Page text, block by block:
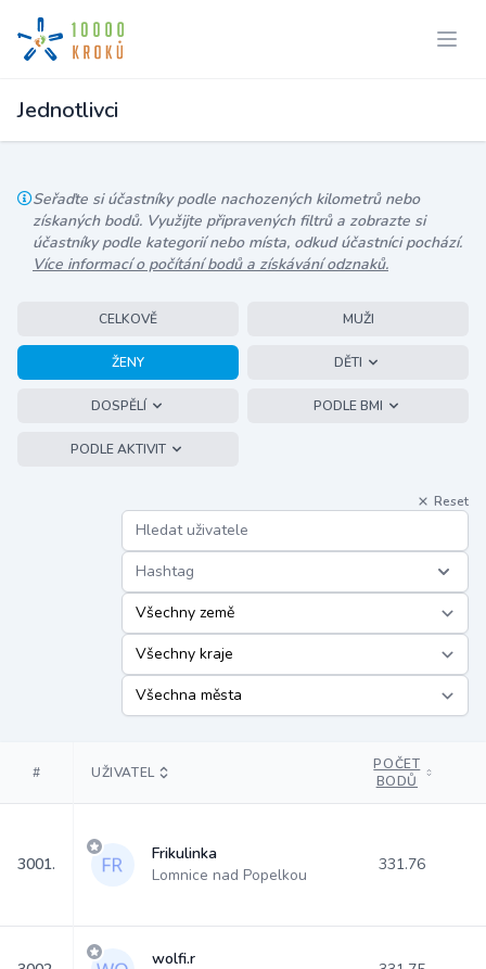
Jednotlivci
Seřaďte si účastníky podle nachozených kilometrů nebo
získaných bodů. Využijte připravených filtrů a zobrazte si
účastníky podle kategorií nebo místa, odkud účastníci pochází.
Více informací o počítání bodů a získávání odznaků.
CELKOVĚ MUŽI
ŽENY DĚTI
DOSPĚLÍ PODLE BMI
PODLE AKTIVIT
Reset
Hashtag
# UŽIVATEL
POČET
BODŮ
3001.
Frikulinka
Lomnice nad Popelkou
331.76
wolfi.r